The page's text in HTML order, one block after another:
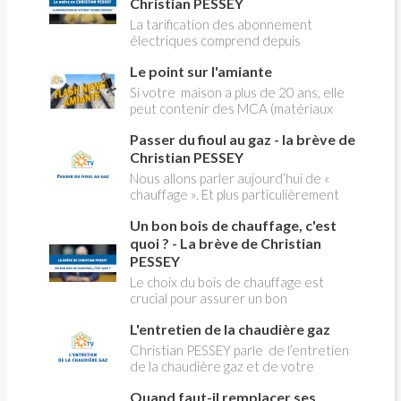
La tarification des abonnement
électriques comprend depuis
pleines, heures creuses. Aujourd'hui
Christian PESSEY vous explique tout
ce qu'il faut savoir sur la nouvelle
modification du système "heures
creuses" qui concerne près de 15
millions de Français !
Le point sur l'amiante
Si votre maison a plus de 20 ans, elle
peut contenir des MCA (matériaux
panique, on fait le point dans notre
flash news n°3 spéciale Amiante et
ses dangers avec Christian Pessey
Passer du fioul au gaz - la brève de
Christian PESSEY
Nous allons parler aujourd’hui de «
chauffage ». Et plus particulièrement
aborder l’abandon du fioul au profit du
gaz.
Un bon bois de chauffage, c'est
quoi ? - La brève de Christian
PESSEY
Le choix du bois de chauffage est
crucial pour assurer un bon
l'impact environnemental. Mais
comment reconnaître un bois de
qualité ? Plusieurs critères entrent en
jeu : le type d'essence, le taux
d'humidité, la densité et la saison de
L'entretien de la chaudière gaz
Christian PESSEY parle de l’entretien
de la chaudière gaz et de votre
Quand faut-il remplacer ses